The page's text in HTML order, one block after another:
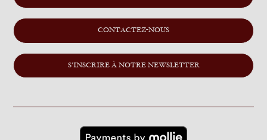
CONTACTEZ-NOUS
S'INSCRIRE À NOTRE NEWSLETTER